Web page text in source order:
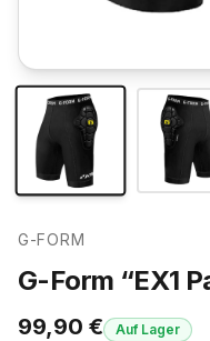
G-FORM
G-Form “EX1
99,90 € Auf Lager